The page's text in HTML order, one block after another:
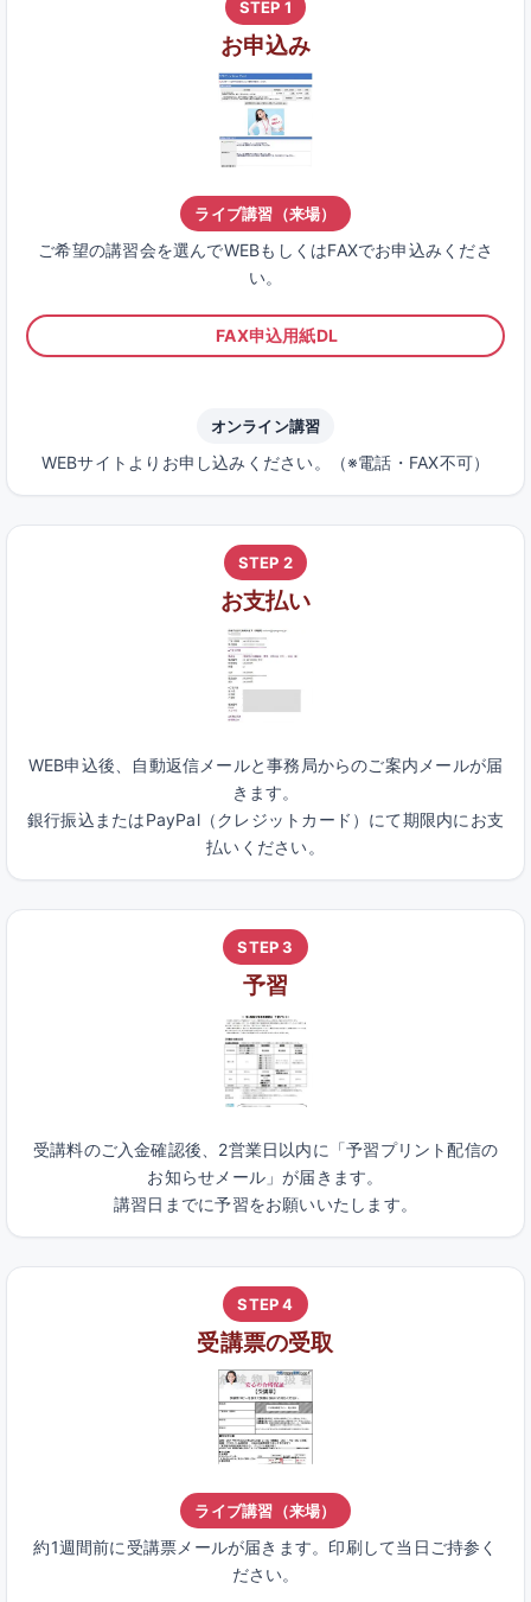
STEP 1
お申込み
ライブ講習（来場）
ご希望の講習会を選んでWEBもしくはFAXでお申込みくださ
い。
FAX申込用紙DL
オンライン講習
WEBサイトよりお申し込みください。（※電話・FAX不可）
STEP 2
お支払い
WEB申込後、自動返信メールと事務局からのご案内メールが届
きます。
銀行振込またはPayPal（クレジットカード）にて期限内にお支
払いください。
STEP 3
予習
受講料のご入金確認後、2営業日以内に「予習プリント配信の
お知らせメール」が届きます。
講習日までに予習をお願いいたします。
STEP 4
受講票の受取
ライブ講習（来場）
約1週間前に受講票メールが届きます。印刷して当日ご持参く
ださい。